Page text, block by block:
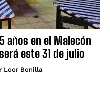
años en el Malecón
este 31 de julio
Loor Bonilla